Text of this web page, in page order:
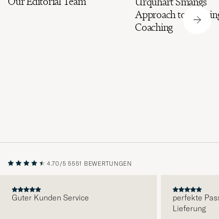
nun
Approach to
Coaching
4.70/5 5551 BEWERTUNGEN
Guter Kunden Service
perfekte
Lieferung